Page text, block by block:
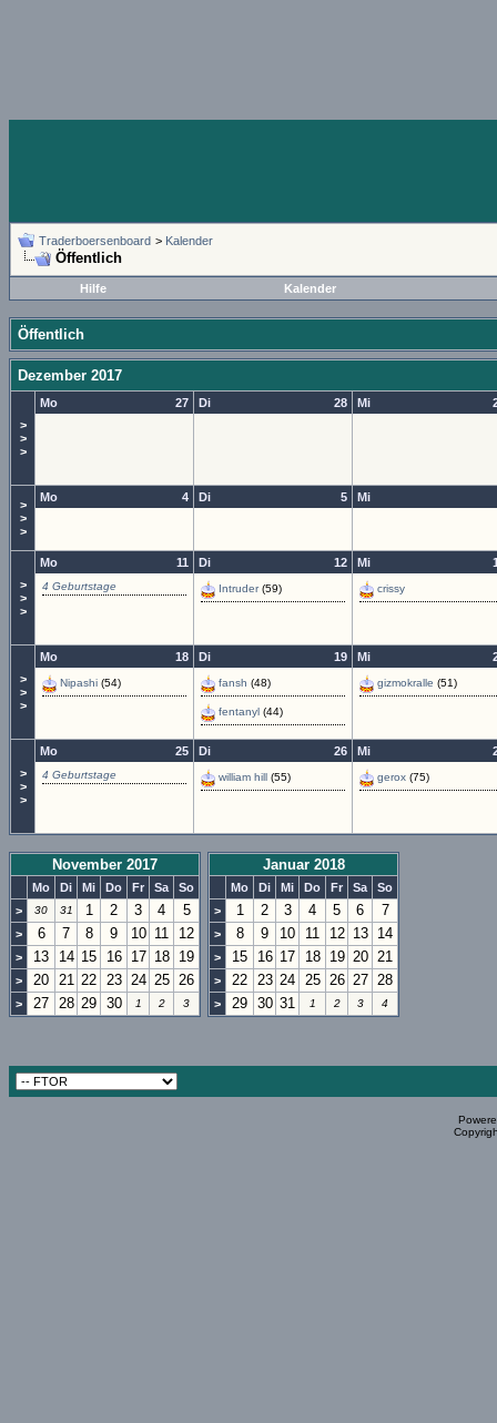
Traderboersenboard > Kalender
Öffentlich
Hilfe Kalender
Öffentlich
Dezember 2017
>
>
>
27
Mo 28
Di Mi
>
>
>
4
Mo 5
Di Mi
>
>
>
11
Mo
4 Geburtstage
12
Di
Intruder(59)
Mi
crissy
>
>
>
18
Mo
Nipashi (54)
19
Di
fansh (48)
fentanyl (44)
Mi
gizmokralle (51)
>
>
>
25
Mo
4 Geburtstage
26
Di
william hill (55)
Mi
gerox (75)
November 2017
Mo Di Mi Do Fr Sa
So
>
30 31 1 2 3 4 5
> 6 7 8 9 10 11 12
> 13 14 15 16 17 18 19
> 20 21 22 23 24 25 26
> 27 28 29 30 1 2 3
Januar 2018
Mo Di Mi Do Fr Sa
So
>
1 2 3 4 5 6 7
> 8 9 10 11 12 13 14
> 15 16 17 18 19 20 21
> 22 23 24 25 26 27 28
> 29 30 31 1 2 3 4